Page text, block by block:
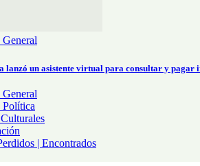
lanzó un asistente virtual para consultar y pagar
| Encontrados